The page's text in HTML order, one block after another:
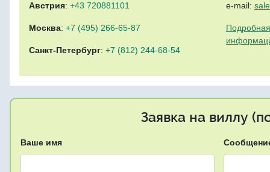
Австрия: +43 720881101
Москва: +7 (495) 266-65-87
Санкт-Петербург: +7 (812) 244-68-54
e-mail:
Заявка на виллу
Ваше имя